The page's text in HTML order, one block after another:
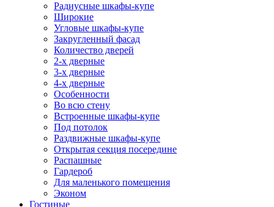
Радиусные шкафы-купе
Широкие
Угловые шкафы-купе
Закругленный фасад
Количество дверей
2-х дверные
3-х дверные
4-х дверные
Особенности
Во всю стену
Встроенные шкафы-купе
Под потолок
Раздвижные шкафы-купе
Открытая секция посередине
Распашные
Гардероб
Для маленького помещения
Эконом
Гостиные